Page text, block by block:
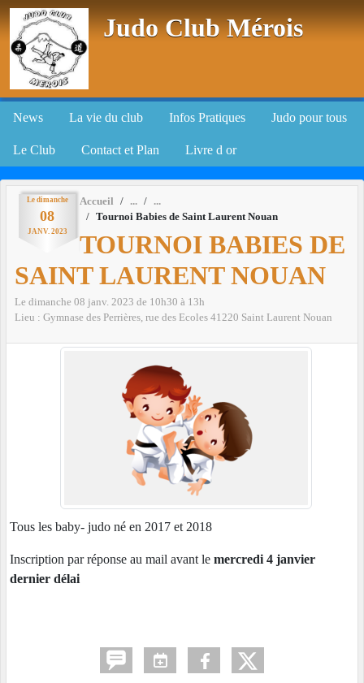
Judo Club Mérois
News La vie du club Infos Pratiques Judo pour tous
Le Club Contact et Plan Livre d or
Le dimanche
08
JANV. 2023
Accueil
Tournoi Babies de Saint Laurent Nouan
TOURNOI BABIES DE
SAINT LAURENT NOUAN
Le dimanche 08 janv. 2023 de 10h30 à 13h
Lieu : Gymnase des Perrières, rue des Ecoles 41220 Saint Laurent Nouan
Tous les baby- judo né en 2017 et 2018
Inscription par réponse au mail avant le mercredi 4 janvier
dernier délai
Panneau de gestion des cookies